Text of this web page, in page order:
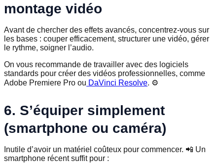
montage vidéo
Avant de chercher des effets avancés, concentrez-vous sur
les bases : couper efficacement, structurer une vidéo, gérer
le rythme, soigner l’audio.
On vous recommande de travailler avec des logiciels
standards pour créer des vidéos professionnelles, comme
Adobe Premiere Pro ou DaVinci Resolve. ⚙️
6. S’équiper simplement
(smartphone ou caméra)
Inutile d’avoir un matériel coûteux pour commencer. 📲 Un
smartphone récent suffit pour :